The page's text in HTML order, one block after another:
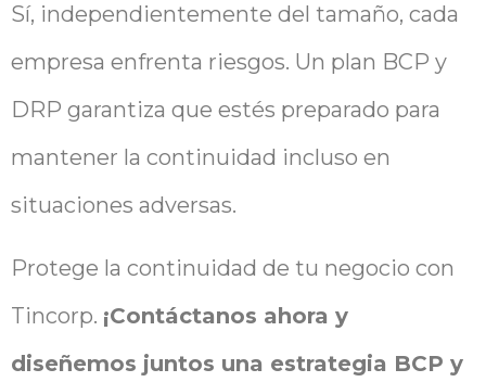
Sí, independientemente del tamaño, cada
empresa enfrenta riesgos. Un plan BCP y
DRP garantiza que estés preparado para
mantener la continuidad incluso en
situaciones adversas.
Protege la continuidad de tu negocio con
Tincorp. ¡Contáctanos ahora y
diseñemos juntos una estrategia BCP y